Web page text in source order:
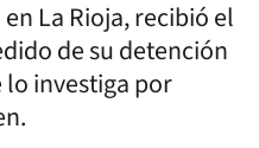
La Rioja, recibió el
de su detención
lo investiga por